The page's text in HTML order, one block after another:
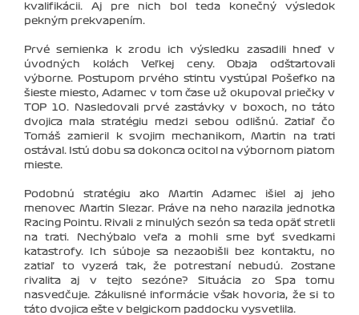
kvalifikácii. Aj pre nich bol teda konečný výsledok
pekným prekvapením.
Prvé semienka k zrodu ich výsledku zasadili hneď v
úvodných kolách Veľkej ceny. Obaja odštartovali
výborne. Postupom prvého stintu vystúpal Pošefko na
šieste miesto, Adamec v tom čase už okupoval priečky v
TOP 10. Nasledovali prvé zastávky v boxoch, no táto
dvojica mala stratégiu medzi sebou odlišnú. Zatiaľ čo
Tomáš zamieril k svojim mechanikom, Martin na trati
ostával. Istú dobu sa dokonca ocitol na výbornom piatom
mieste.
Podobnú stratégiu ako Martin Adamec išiel aj jeho
menovec Martin Slezar. Práve na neho narazila jednotka
Racing Pointu. Rivali z minulých sezón sa teda opäť stretli
na trati. Nechýbalo veľa a mohli sme byť svedkami
katastrofy. Ich súboje sa nezaobišli bez kontaktu, no
zatiaľ to vyzerá tak, že potrestaní nebudú. Zostane
rivalita aj v tejto sezóne? Situácia zo Spa tomu
nasvedčuje. Zákulisné informácie však hovoria, že si to
táto dvojica ešte v belgickom paddocku vysvetlila.